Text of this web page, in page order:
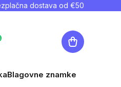
dostava od €50
Košarica
Blagovne znamke